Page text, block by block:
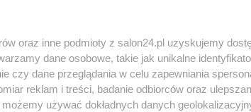
« WRÓĆ DO NOTKI
oraz inne podmioty z salon24.pl uzyskujemy
dane osobowe, takie jak unikalne
czy dane przeglądania w celu zapewniania
reklam i treści, badanie odbiorców oraz
używać dokładnych danych